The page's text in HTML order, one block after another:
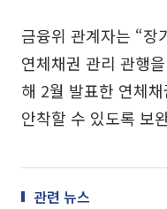
금융위 관계자는 “장
연체채권 관리 관행
해 2월 발표한 연체
안착할 수 있도록 보
관련 뉴스